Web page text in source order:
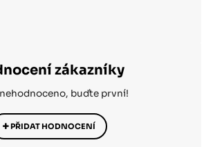
zákazníky
buďte první!
PŘIDAT HODNOCENÍ